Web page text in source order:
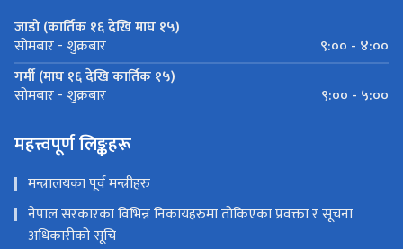
जाडो (कार्तिक १६ देखि माघ १५)
सोमबार - शुक्रबार
९:०० - ४:००
गर्मी (माघ १६ देखि कार्तिक १५)
सोमबार - शुक्रबार ९:०० - ५:००
महत्त्वपूर्ण लिङ्कहरू
मन्त्रालयका पूर्व मन्त्रीहरु
नेपाल सरकारका विभिन्न निकायहरुमा तोकिएका प्रवक्ता र सूचना
अधिकारीको सूचि